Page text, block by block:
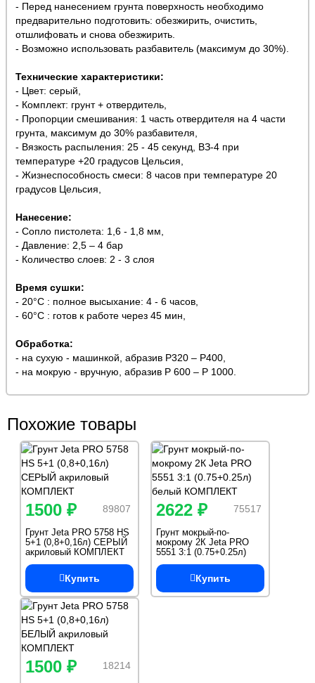
- Перед нанесением грунта поверхность необходимо
предварительно подготовить: обезжирить, очистить,
отшлифовать и снова обезжирить.
- Возможно использовать разбавитель (максимум до 30%).
Технические характеристики:
- Цвет: серый,
- Комплект: грунт + отвердитель,
- Пропорции смешивания: 1 часть отвердителя на 4 части
грунта, максимум до 30% разбавителя,
- Вязкость распыления: 25 - 45 секунд, ВЗ-4 при
температуре +20 градусов Цельсия,
- Жизнеспособность смеси: 8 часов при температуре 20
градусов Цельсия,
Нанесение:
- Сопло пистолета: 1,6 - 1,8 мм,
- Давление: 2,5 – 4 бар
- Количество слоев: 2 - 3 слоя
Время сушки:
- 20°С : полное высыхание: 4 - 6 часов,
- 60°С : готов к работе через 45 мин,
Обработка:
- на сухую - машинкой, абразив Р320 – Р400,
- на мокрую - вручную, абразив Р 600 – Р 1000.
Похожие товары
89807
1500 ₽
Грунт Jeta PRO 5758 HS
5+1 (0,8+0,16л) СЕРЫЙ
акриловый КОМПЛЕКТ
Купить
75517
2622 ₽
Грунт мокрый-по-
мокрому 2К Jeta PRO
5551 3:1 (0.75+0.25л)
белый КОМПЛЕКТ
Купить
18214
1500 ₽